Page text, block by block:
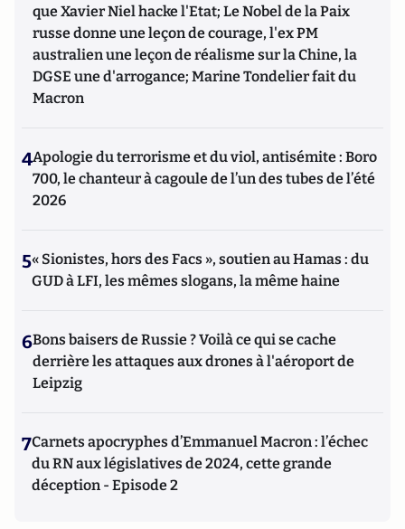
que Xavier Niel hacke l'Etat; Le Nobel de la Paix
russe donne une leçon de courage, l'ex PM
australien une leçon de réalisme sur la Chine, la
DGSE une d'arrogance; Marine Tondelier fait du
Macron
4Apologie du terrorisme et du viol, antisémite : Boro
700, le chanteur à cagoule de l’un des tubes de l’été
2026
5« Sionistes, hors des Facs », soutien au Hamas : du
GUD à LFI, les mêmes slogans, la même haine
6Bons baisers de Russie ? Voilà ce qui se cache
derrière les attaques aux drones à l'aéroport de
Leipzig
7Carnets apocryphes d’Emmanuel Macron : l’échec
du RN aux législatives de 2024, cette grande
déception - Episode 2